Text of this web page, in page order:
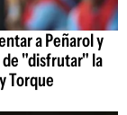
a Peñarol y
de "disfrutar" la
Torque